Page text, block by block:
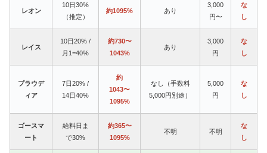
レオン
10日30%
（推定）
約1095% あり
3,000
円〜
な
し
レイス
10日20% /
月1=40%
約730〜
1043%
あり
3,000
円
な
し
プラウデ
ィア
7日20% /
14日40%
約
1043〜
1095%
なし（手数料
5,000円別途）
5,000
円
な
し
ゴースマ
ート
給料日ま
で30%
約365〜
1095%
不明 不明
な
し